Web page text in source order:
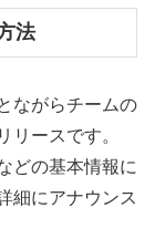
法
ながらチームの
リースです。
どの基本情報に
細にアナウンス